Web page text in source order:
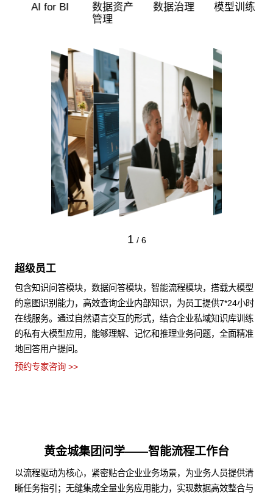
超级员工 智能标审 AI for BI
数据资产
1 / 6
超级员工
包含知识问答模块，数据问答模块，智能流程模块，搭载大模型
的意图识别能力，高效查询企业内部知识，为员工提供7*24小时
在线服务。通过自然语言交互的形式，结合企业私域知识库训练
的私有大模型应用，能够理解、记忆和推理业务问题，全面精准
地回答用户提问。
预约专家咨询 >>
黄金城集团问学——智能流程工作台
以流程驱动为核心，紧密贴合企业业务场景，为业务人员提供清
晰任务指引；无缝集成全量业务应用能力，实现数据高效整合与